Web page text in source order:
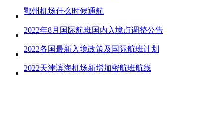
鄂州机场什么时候通航
2022年8月国际航班国内入境点调整公告
2022各国最新入境政策及国际航班计划
2022天津滨海机场新增加密航班航线